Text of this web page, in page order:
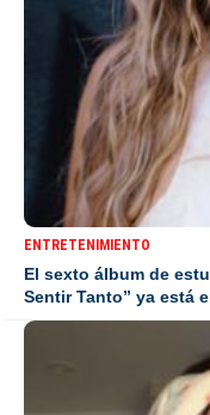
ENTRETENIMIENTO
El sexto álbum de
Sentir Tanto” ya está